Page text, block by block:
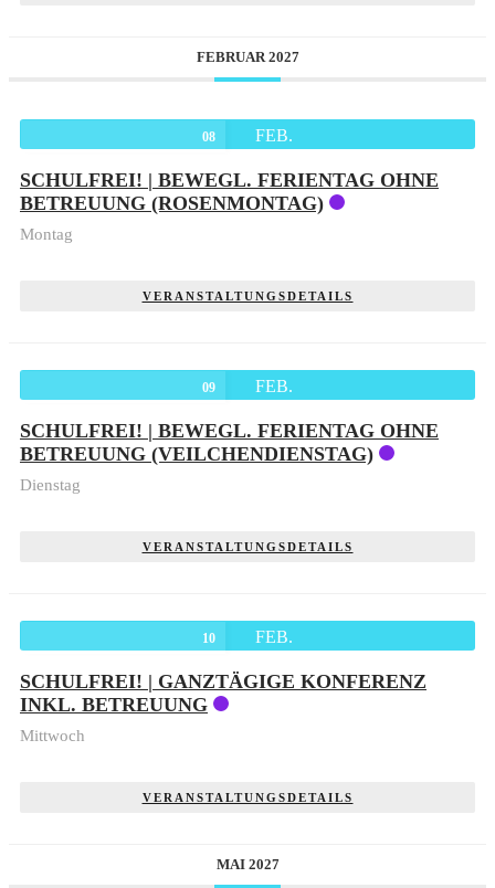
FEBRUAR 2027
08 FEB.
SCHULFREI! | BEWEGL. FERIENTAG OHNE
BETREUUNG (ROSENMONTAG)
Montag
VERANSTALTUNGSDETAILS
09 FEB.
SCHULFREI! | BEWEGL. FERIENTAG OHNE
BETREUUNG (VEILCHENDIENSTAG)
Dienstag
VERANSTALTUNGSDETAILS
10 FEB.
SCHULFREI! | GANZTÄGIGE KONFERENZ
INKL. BETREUUNG
Mittwoch
VERANSTALTUNGSDETAILS
MAI 2027